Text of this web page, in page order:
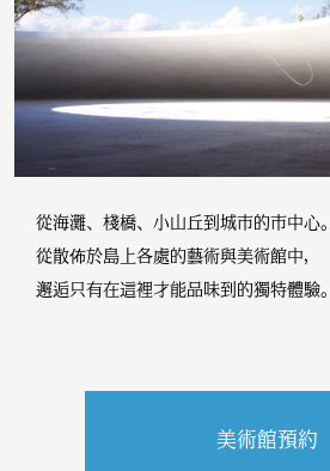
從海灘、棧橋、小山丘到城市的市中心。
從散佈於島上各處的藝術與美術館中，
邂逅只有在這裡才能品味到的獨特體驗。
美術館預約